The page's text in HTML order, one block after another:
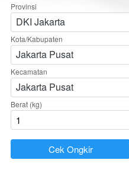
Provinsi
DKI Jakarta
Kota/Kabupaten
Jakarta Pusat
Kecamatan
Jakarta Pusat
Berat (kg)
`
Cek Ongkir